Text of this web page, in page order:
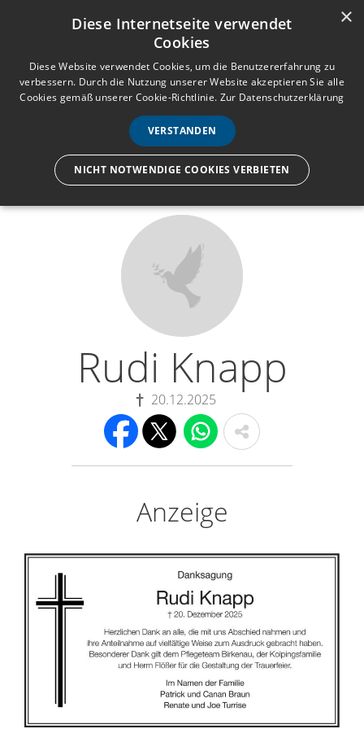
Anmelden Registrieren
e
n
ü
Wir lassen nur die Hand los,
Rudi Knapp
20.12.2025
Anzeige
×
Diese Internetseite verwendet
Cookies
Diese Website verwendet Cookies, um die Benutzererfahrung zu
verbessern. Durch die Nutzung unserer Website akzeptieren Sie alle
Cookies gemäß unserer Cookie-Richtlinie. Zur Datenschutzerklärung
VERSTANDEN
NICHT NOTWENDIGE COOKIES VERBIETEN